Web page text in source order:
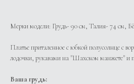
Мерки модели: Грудь- 90 см, Талия- 74 см,
Платье приталенное с юбкой полусолнце с
лодочки, рукавами на "Шахском манжете" и
Ваша грудь: